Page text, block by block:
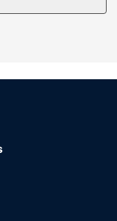
para as suas
grátis do
bar junto à piscina